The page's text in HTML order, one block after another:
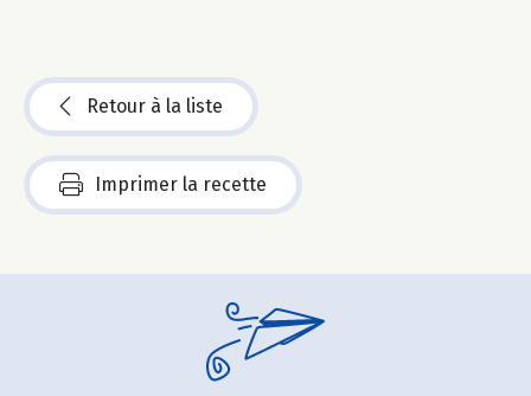
Retour à la liste
Imprimer la recette